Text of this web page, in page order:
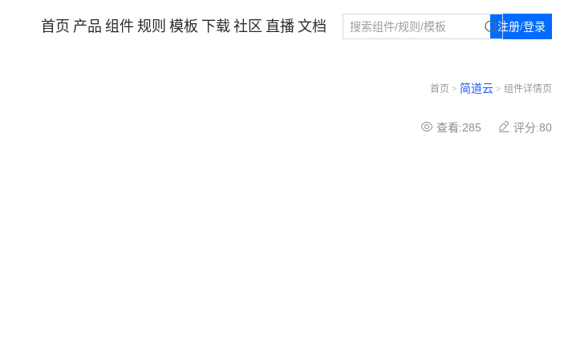
首页 产品 组件 规则 模板 下载 社区 直播 文档 注册/登录
首页 > 简道云 > 组件详情页
查看:285 评分:80